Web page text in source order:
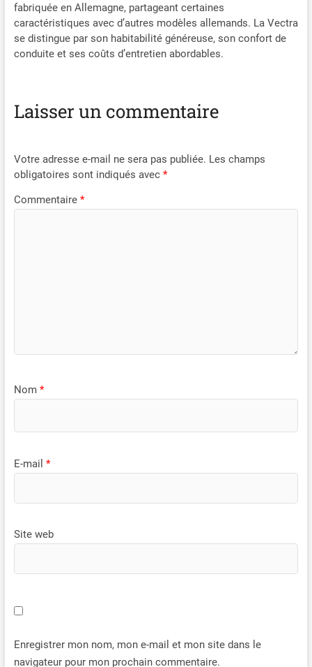
fabriquée en Allemagne, partageant certaines
caractéristiques avec d’autres modèles allemands. La Vectra
se distingue par son habitabilité généreuse, son confort de
conduite et ses coûts d’entretien abordables.
Laisser un commentaire
Votre adresse e-mail ne sera pas publiée. Les champs
obligatoires sont indiqués avec *
Commentaire *
Nom *
E-mail *
Site web
Enregistrer mon nom, mon e-mail et mon site dans le
navigateur pour mon prochain commentaire.